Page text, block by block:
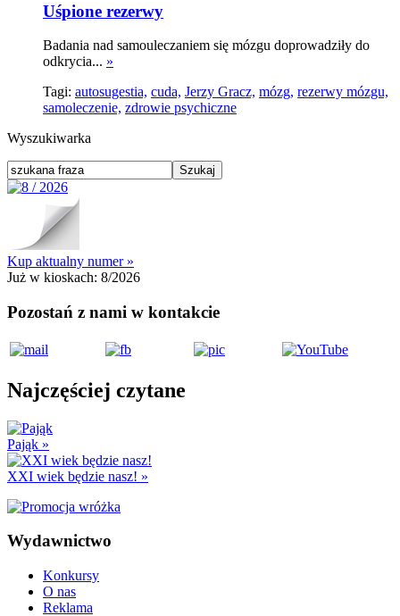
Uśpione rezerwy
Badania nad samouleczaniem się mózgu doprowadziły do
odkrycia... »
Tagi: autosugestia, cuda, Jerzy Gracz, mózg, rezerwy mózgu,
samoleczenie, zdrowie psychiczne
Wyszukiwarka
Kup aktualny numer »
Już w kioskach: 8/2026
Pozostań z nami w kontakcie
Najczęściej czytane
Pająk »
XXI wiek będzie nasz! »
Wydawnictwo
Konkursy
O nas
Reklama